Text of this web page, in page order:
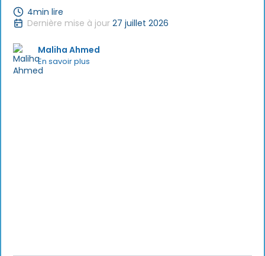
4min lire
Dernière mise à jour 27 juillet 2026
Maliha Ahmed
En savoir plus